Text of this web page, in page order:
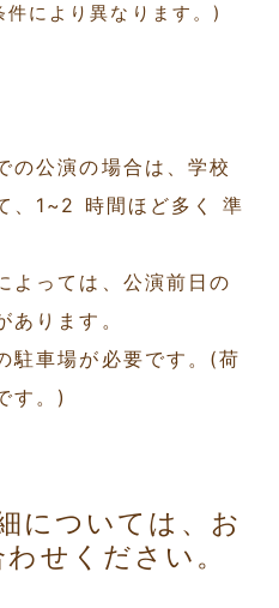
により異なります。)
の公演の場合は、学校
、1~2 時間ほど多く 準
よっては、公演前日の
あります。
駐車場が必要です。(荷
す。)
については、お
せください。